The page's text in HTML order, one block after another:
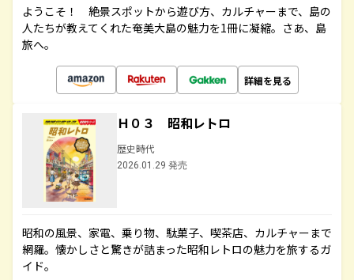
ようこそ！ 絶景スポットから遊び方、カルチャーまで、島の
人たちが教えてくれた奄美大島の魅力を1冊に凝縮。さあ、島
旅へ。
詳細を見る
Ｈ０３ 昭和レトロ
歴史時代
2026.01.29 発売
昭和の風景、家電、乗り物、駄菓子、喫茶店、カルチャーまで
網羅。懐かしさと驚きが詰まった昭和レトロの魅力を旅するガ
イド。